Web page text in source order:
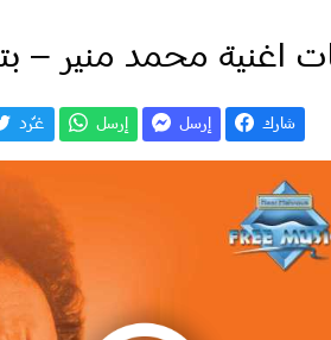
اغنية محمد منير –
شارك إرسل إرسل غـّرد